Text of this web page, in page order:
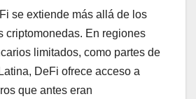
se extiende más allá de los
criptomonedas. En regiones
limitados, como partes de
DeFi ofrece acceso a
que antes eran